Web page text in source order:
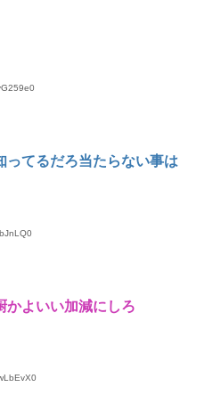
ってるだろ当たらない事は
かよいい加減にしろ